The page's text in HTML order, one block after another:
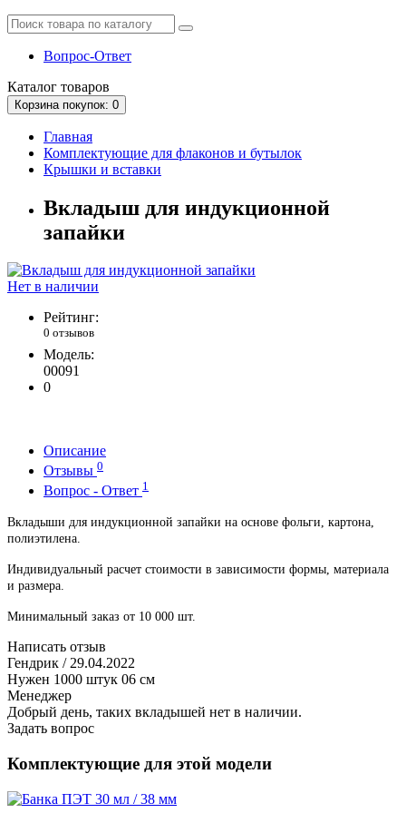
Вопрос-Ответ
Каталог товаров
Корзина покупок: 0
Главная
Комплектующие для флаконов и бутылок
Крышки и вставки
Вкладыш для индукционной
запайки
Нет в наличии
Рейтинг:
0 отзывов
Модель:
00091
0
Описание
Отзывы 0
Вопрос - Ответ 1
Вкладыши для индукционной запайки на основе фольги, картона,
полиэтилена.
Индивидуальный расчет стоимости в зависимости формы, материала
и размера.
Минимальный заказ от 10 000 шт.
Написать отзыв
Гендрик / 29.04.2022
Нужен 1000 штук 06 см
Менеджер
Добрый день, таких вкладышей нет в наличии.
Задать вопрос
Комплектующие для этой модели